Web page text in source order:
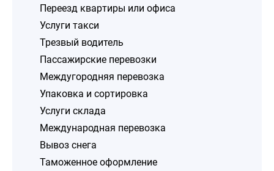
Переезд квартиры или офиса
Услуги такси
Трезвый водитель
Пассажирские перевозки
Междугородняя перевозка
Упаковка и сортировка
Услуги склада
Международная перевозка
Вывоз снега
Таможенное оформление